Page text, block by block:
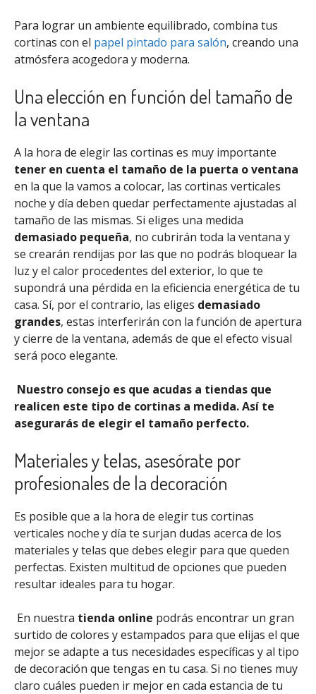
Para lograr un ambiente equilibrado, combina tus
cortinas con el papel pintado para salón, creando una
atmósfera acogedora y moderna.
Una elección en función del tamaño de
la ventana
A la hora de elegir las cortinas es muy importante
tener en cuenta el tamaño de la puerta o ventana
en la que la vamos a colocar, las cortinas verticales
noche y día deben quedar perfectamente ajustadas al
tamaño de las mismas. Si eliges una medida
demasiado pequeña, no cubrirán toda la ventana y
se crearán rendijas por las que no podrás bloquear la
luz y el calor procedentes del exterior, lo que te
supondrá una pérdida en la eficiencia energética de tu
casa. Sí, por el contrario, las eliges demasiado
grandes, estas interferirán con la función de apertura
y cierre de la ventana, además de que el efecto visual
será poco elegante.
Nuestro consejo es que acudas a tiendas que
realicen este tipo de cortinas a medida. Así te
asegurarás de elegir el tamaño perfecto.
Materiales y telas, asesórate por
profesionales de la decoración
Es posible que a la hora de elegir tus cortinas
verticales noche y día te surjan dudas acerca de los
materiales y telas que debes elegir para que queden
perfectas. Existen multitud de opciones que pueden
resultar ideales para tu hogar.
En nuestra tienda online podrás encontrar un gran
surtido de colores y estampados para que elijas el que
mejor se adapte a tus necesidades específicas y al tipo
de decoración que tengas en tu casa. Si no tienes muy
claro cuáles pueden ir mejor en cada estancia de tu